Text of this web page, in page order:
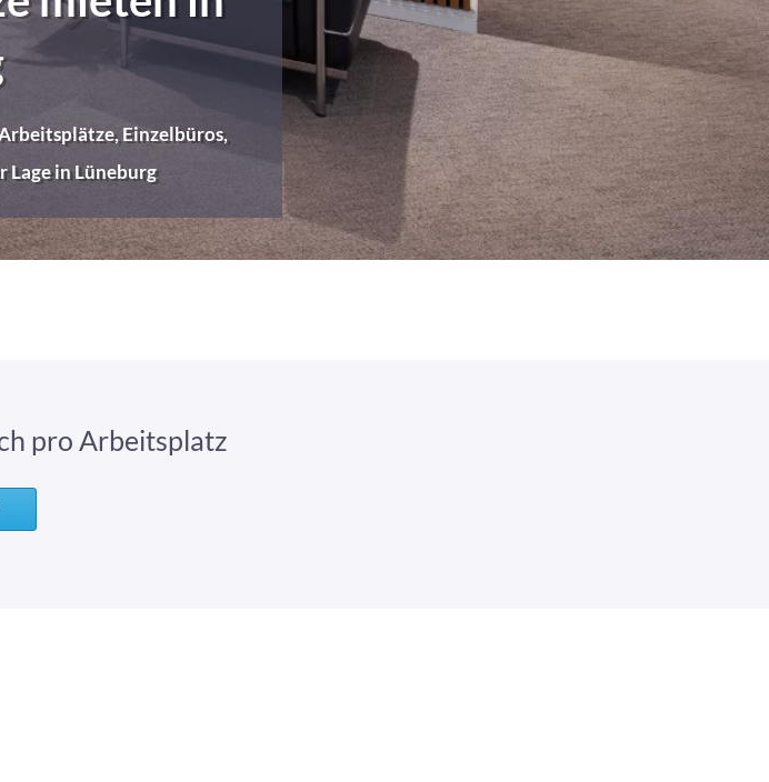
Einzelbüros,
Lage in Lüneburg
pro Arbeitsplatz